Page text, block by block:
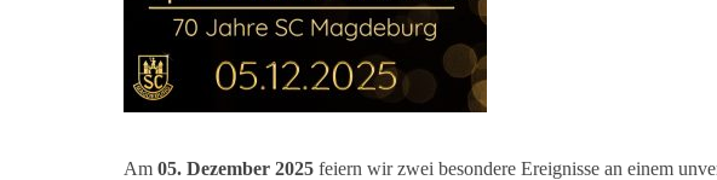
Am 05. Dezember 2025 feiern wir zwei besondere Ereignisse an einem